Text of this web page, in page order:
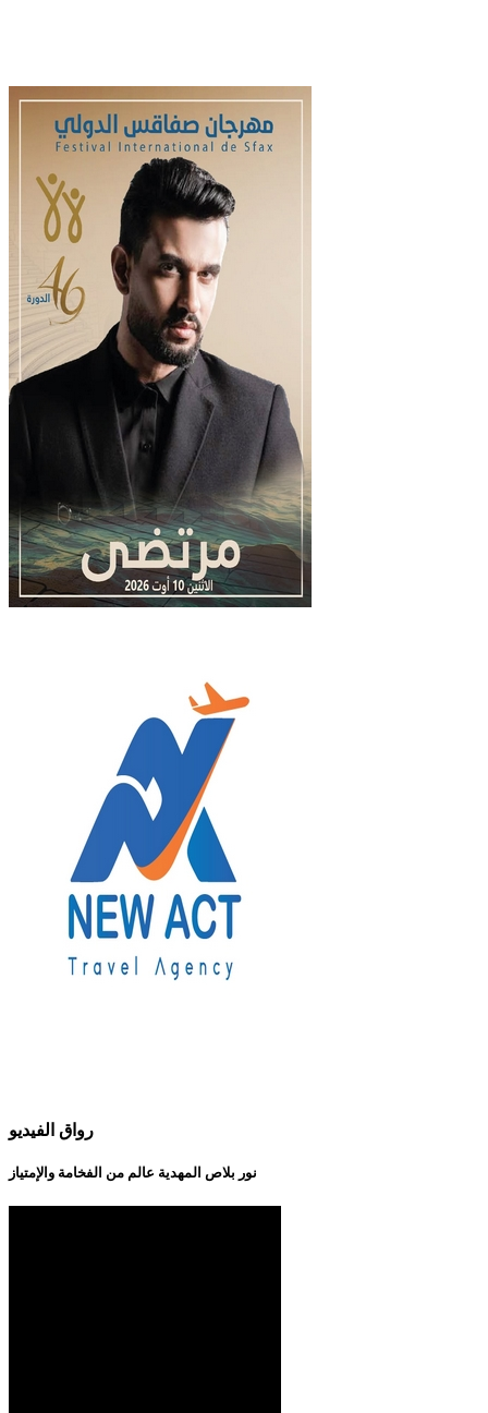
رواق الفيديو
نور بلاص المهدية عالم من الفخامة والإمتياز